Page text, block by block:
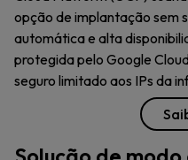
opção de implantação sem
automática e alta
protegida pelo Google
seguro limitado aos IPs da